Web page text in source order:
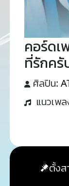
คอร์ดเ
ที่รักครั
ศิลปิน:
แนวเพ
ตั้งส